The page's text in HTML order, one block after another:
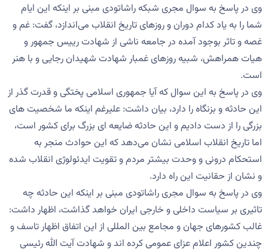
وی در پاسخ به سوال مجری شبکه راشاتودی مبنی بر اینکه این ایام
شما را به یاد کدام دوران و روزهای تاریخ انقلاب می‌اندازد، گفت: غم و
غصه و تاثر بوجود آمده در جامعه ناشی از شهادت رییس جمهور و
هیات همراهش، شبیه روزهای غمبار شهادت شهیدان رجایی و با هنر
است.
وی در پاسخ به این سوال که آیا جمهوری اسلامی پختگی و قدرت گذر از
این حادثه و بزنگاه را دارد، بیان داشت: علیرغم اینکه ما شخصیت های
بزرگی را از دست دادیم و این حادثه ضایعه ای بزرگ برای کشور است،
اما تاریخ انقلاب اسلامی نشان می‌دهد که این حوادث منجر به
استحکام درونی و وحدت بیشتر مردم و تقویت ایدئولوژی انقلاب شده
و نشان از حقانیت این راه دارد.
وی در پاسخ به سوال مجری راشاتودی مبنی بر اینکه این حادثه چه
تاثیری بر سیاست داخلی و خارجی ایران خواهد گذاشت، اظهار داشت:
غالب کشورهای جهان و مجامع بین المللی از این اتفاق اظهار تاسف و
چندین کشور اعلام عزای عمومی کرده اند و شهادت آیت الله رئیسی